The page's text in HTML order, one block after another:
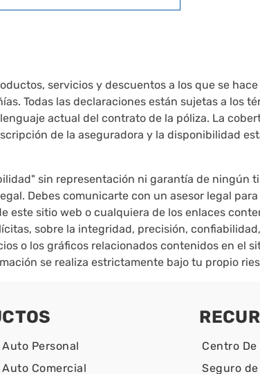
servicios y descuentos a los que se
Todas las declaraciones están sujetas a los
actual del contrato de la póliza. La
de la aseguradora y la disponibilidad
sin representación ni garantía de ningún
Debes comunicarte con un asesor legal
este sitio web o cualquiera de los enlaces
sobre la integridad, precisión,
o los gráficos relacionados contenidos en el
se realiza estrictamente bajo tu propio
Personal
Comercial
Centro
Seguro